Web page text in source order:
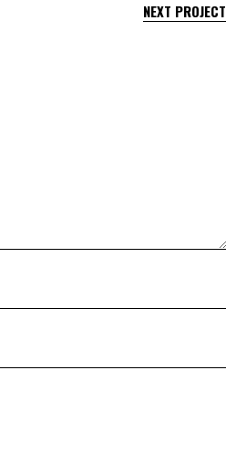
NEXT PROJECT